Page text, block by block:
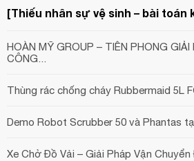
[Thiếu nhân sự vệ sinh – bài toán
HOÀN MỸ GROUP – TIÊN PHONG GIẢI
CÔNG...
Thùng rác chống cháy Rubbermaid 5L
Demo Robot Scrubber 50 và Phantas
Xe Chở Đồ Vải – Giải Pháp Vận Chuyển